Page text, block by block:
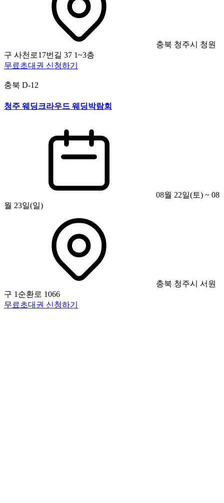
충북 청주시 청원
구 사천로17번길 37 1~3층
무료초대권 신청하기
충북 D-12
청주 웨딩크라우드 웨딩박람회
08월 22일(토) ~ 08
월 23일(일)
충북 청주시 서원
구 1순환로 1066
무료초대권 신청하기